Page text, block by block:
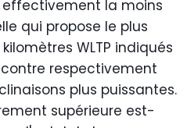
effectivement la moins
qui propose le plus
WLTP indiqués
respectivement
plus puissantes.
supérieure est-